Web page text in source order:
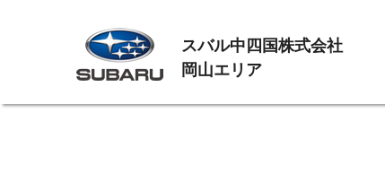
スバル中四国株式会社
岡山エリア